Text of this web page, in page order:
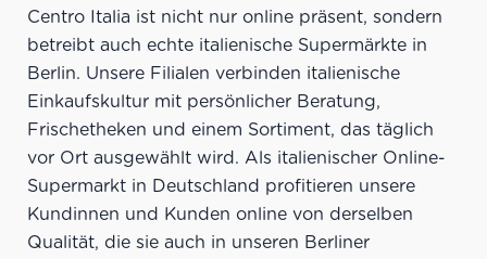
Centro Italia ist nicht nur online präsent, sondern
betreibt auch echte italienische Supermärkte in
Berlin. Unsere Filialen verbinden italienische
Einkaufskultur mit persönlicher Beratung,
Frischetheken und einem Sortiment, das täglich
vor Ort ausgewählt wird. Als italienischer Online-
Supermarkt in Deutschland profitieren unsere
Kundinnen und Kunden online von derselben
Qualität, die sie auch in unseren Berliner